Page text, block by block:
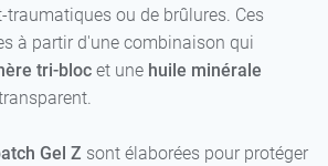
6 41,99 €
ou de brûlures. Ces
à partir d'une combinaison qui
tri-bloc et une huile minérale
Gel Z sont élaborées pour protéger